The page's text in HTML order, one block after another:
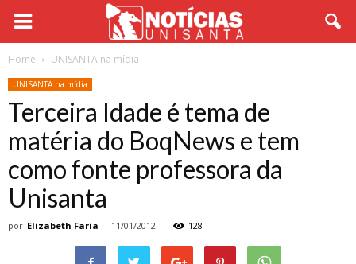
Home UNISANTA na mídia
UNISANTA na mídia
Terceira Idade é tema de
matéria do BoqNews e tem
como fonte professora da
Unisanta
por Elizabeth Faria - 11/01/2012 128